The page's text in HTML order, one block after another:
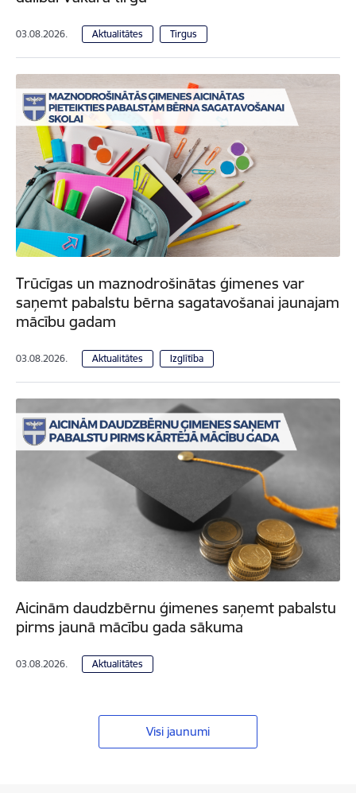
03.08.2026. Aktualitātes Tirgus
Trūcīgas un maznodrošinātas ģimenes var
saņemt pabalstu bērna sagatavošanai jaunajam
mācību gadam
03.08.2026. Aktualitātes Izglītība
Aicinām daudzbērnu ģimenes saņemt pabalstu
pirms jaunā mācību gada sākuma
03.08.2026. Aktualitātes
Visi jaunumi